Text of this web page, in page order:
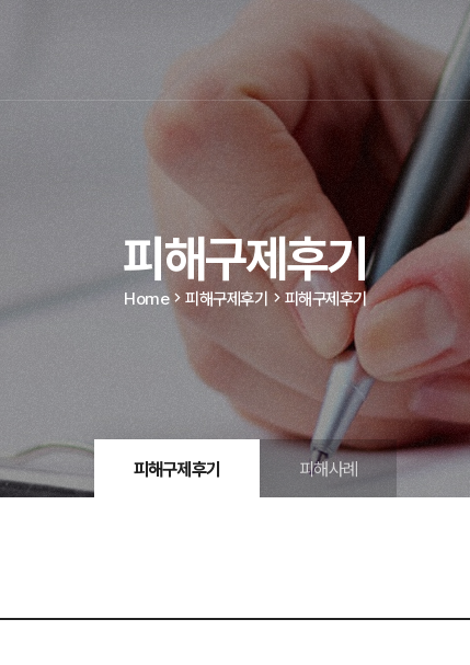
피해구제후기
Home 피해구제후기 피해구제후기
피해구제후기 피해사례